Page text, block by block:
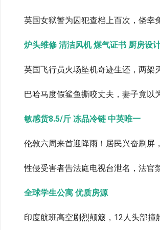
炉头维修 清洁风机 煤气证书 厨房设
敏感货8.5/斤 冻品冷链 中英唯一
全球学生公寓 优质房源